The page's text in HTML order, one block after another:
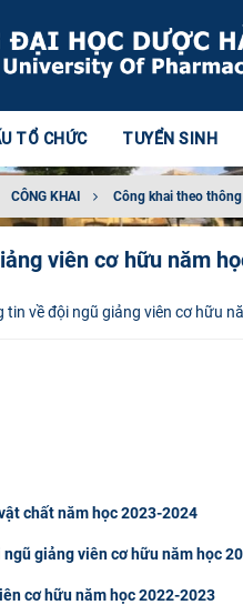
TỔ CHỨC TUYỂN SINH
CÔNG KHAI Công khai theo
viên cơ hữu năm
chất năm học 2023-2024
giảng viên cơ hữu năm học
cơ hữu năm học 2022-2023